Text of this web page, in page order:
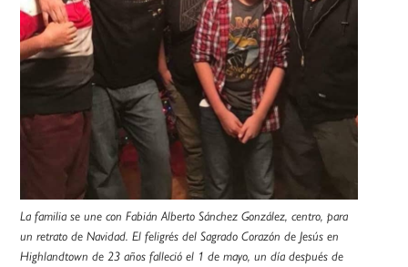
La familia se une con Fabián Alberto Sánchez González, centro, para
un retrato de Navidad. El feligrés del Sagrado Corazón de Jesús en
Highlandtown de 23 años falleció el 1 de mayo, un día después de